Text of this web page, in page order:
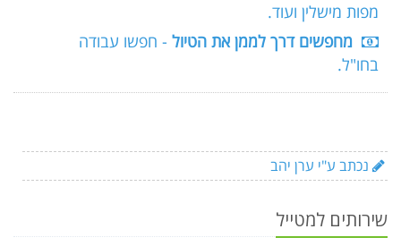
מפות מישלין ועוד.
מחפשים דרך לממן את הטיול - חפשו עבודה
בחו"ל.
נכתב ע"י ערן יהב
שירותים למטייל